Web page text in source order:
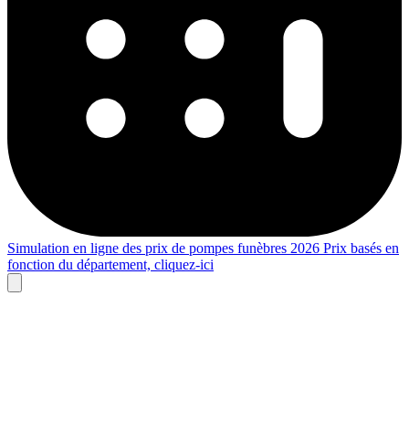
Simulation en ligne des prix de pompes funèbres 2026 Prix basés en
fonction du département, cliquez-ici